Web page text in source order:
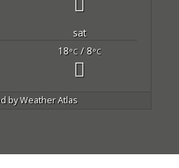
sat
18°C/ 8°C
byWeather Atlas